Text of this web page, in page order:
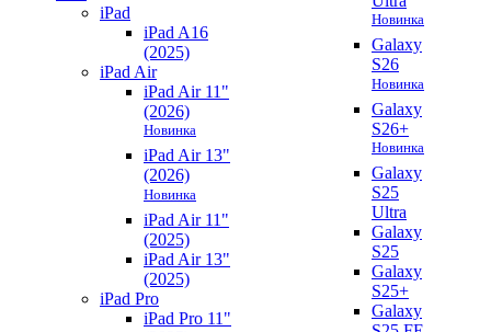
iPad
iPad A16
(2025)
iPad Air
iPad Air 11"
(2026)
Новинка
iPad Air 13"
(2026)
Новинка
iPad Air 11"
(2025)
iPad Air 13"
(2025)
iPad Pro
iPad Pro 11"
Новинка
Galaxy
S26
Новинка
Galaxy
S26+
Новинка
Galaxy
S25
Ultra
Galaxy
S25
Galaxy
S25+
Galaxy